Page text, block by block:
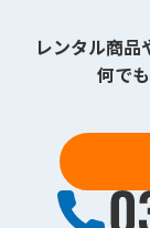
レンタル商
何で